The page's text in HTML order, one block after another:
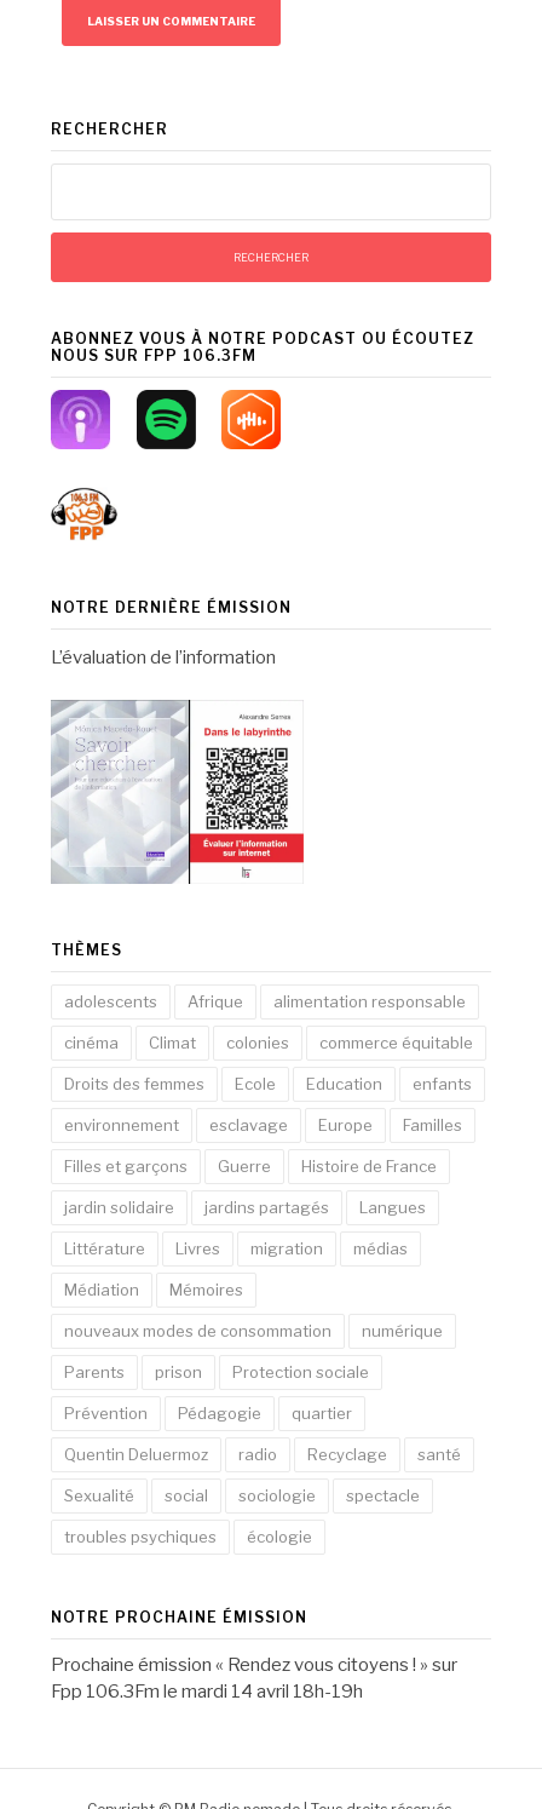
RECHERCHER
ABONNEZ VOUS À NOTRE PODCAST OU ÉCOUTEZ
NOUS SUR FPP 106.3FM
NOTRE DERNIÈRE ÉMISSION
L’évaluation de l’information
THÈMES
adolescents Afrique alimentation responsable
cinéma Climat colonies commerce équitable
Droits des femmes Ecole Education enfants
environnement esclavage Europe Familles
Filles et garçons Guerre Histoire de France
jardin solidaire jardins partagés Langues
Littérature Livres migration médias
Médiation Mémoires
nouveaux modes de consommation numérique
Parents prison Protection sociale
Prévention Pédagogie quartier
Quentin Deluermoz radio Recyclage santé
Sexualité social sociologie spectacle
troubles psychiques écologie
NOTRE PROCHAINE ÉMISSION
Prochaine émission « Rendez vous citoyens ! » sur
Fpp 106.3Fm le mardi 14 avril 18h-19h